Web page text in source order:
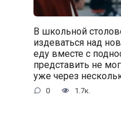
В школьной
издеваться над
еду вместе с
представить не
уже через
0 1.7к.